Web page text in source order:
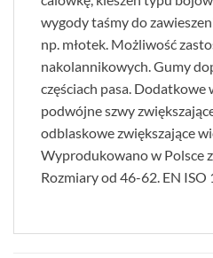
wygody taśmy do
np. młotek. Możliwość
nakolannikowych. Gumy
częściach pasa. Dodatkowe
podwójne szwy
odblaskowe zwiększające
Wyprodukowano w Polsce
Rozmiary od 46-62. EN